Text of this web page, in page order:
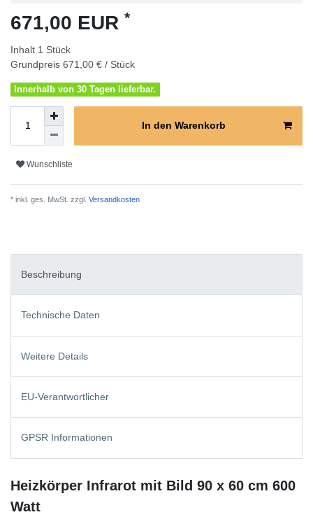
671,00 EUR *
Inhalt 1 Stück
Grundpreis 671,00 € / Stück
Innerhalb von 30 Tagen lieferbar.
In den Warenkorb
Wunschliste
* inkl. ges. MwSt. zzgl. Versandkosten
Beschreibung
Technische Daten
Weitere Details
EU-Verantwortlicher
GPSR Informationen
Heizkörper Infrarot mit Bild 90 x 60 cm 600
Watt